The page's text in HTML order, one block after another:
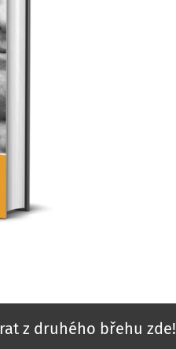
z druhého břehu zde!